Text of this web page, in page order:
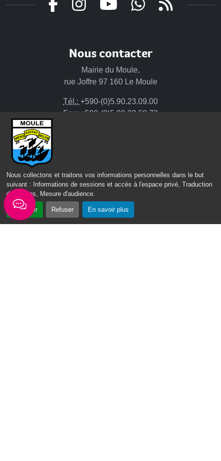
Nous collectons et traitons vos informations personnelles dans le but
suivant :
Informations de sessions et accès à l'espace privé, Traduction
des pages, Mesure d'audience.
Accepter Refuser En savoir plus
Nous contacter
Mairie du Moule,
rue Joffre 97 160 Le Moule
Tél.: +590-(0)5.90.23.09.00
Fax: +590-(0)5.90.23.68.73
Lundi - mardi - jeudi :
de 8h à 13h et de 14h à 17h
Vendredi : de 8h à 13h